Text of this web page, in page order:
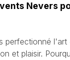
Nevers
perfectionné
et plaisir.